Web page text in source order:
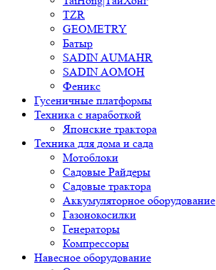
TZR
GEOMETRY
Батыр
SADIN AUMAHR
SADIN AOMOH
Феникс
Гусеничные платформы
Техника с наработкой
Японские трактора
Техника для дома и сада
Мотоблоки
Садовые Райдеры
Садовые трактора
Аккумуляторное оборудование
Газонокосилки
Генераторы
Компрессоры
Навесное оборудование